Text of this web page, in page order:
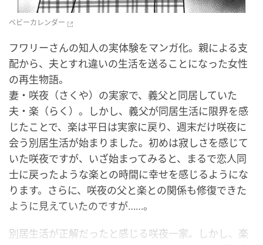
ベビーカレンダー
フワリーさんの知人の実体験をマンガ化。親による支
配から、夫とすれ違いの生活を送ることになった女性
の再生物語。
妻・咲夜（さくや）の実家で、義父と同居していた
夫・楽（らく）。しかし、義父が同居生活に限界を感
じたことで、楽は平日は実家に戻り、週末だけ咲夜に
会う別居生活が始まりました。初めは寂しさを感じて
いた咲夜ですが、いざ始まってみると、まるで恋人同
士に戻ったような楽との時間に幸せを感じるようにな
ります。さらに、咲夜の父と楽との関係も修復できた
ように見えていたのですが……。
別居生活が正解だったと感じる咲夜一家。しかし、楽